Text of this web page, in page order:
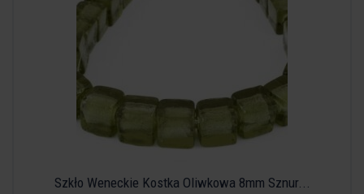
Szkło Weneckie Kostka Oliwkowa 8mm Sznur...